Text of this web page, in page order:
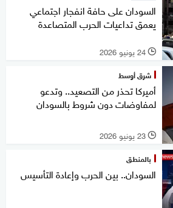
السودان على حافة انفجار اجتماعي
يعمق تداعيات الحرب المتصاعدة
l 24 يونيو 2026
شرق أوسط
أميركا تحذر من التصعيد.. وتدعو
لمفاوضات دون شروط بالسودان
l 23 يونيو 2026
بالمنطق
السودان.. بين الحرب وإعادة التأسيس